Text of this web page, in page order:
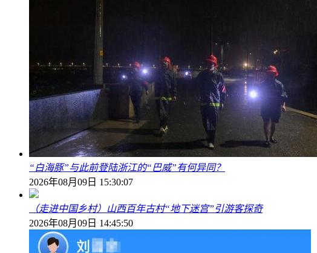
“白海豚”与此前登陆浙江的“巴威”有何异同？
2026年08月09日 15:30:07
（走进中国乡村）山西百年古村“地下迷宫”引游客探奇
2026年08月09日 14:45:50